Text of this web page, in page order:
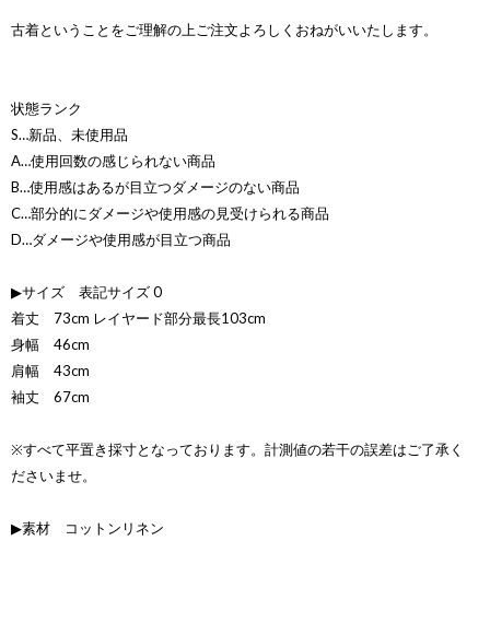
古着ということをご理解の上ご注文よろしくおねがいいたします。
状態ランク
S…新品、未使用品
A…使用回数の感じられない商品
B…使用感はあるが目立つダメージのない商品
C…部分的にダメージや使用感の見受けられる商品
D…ダメージや使用感が目立つ商品
▶サイズ 表記サイズ 0
着丈 73cm レイヤード部分最長103cm
身幅 46cm
肩幅 43cm
袖丈 67cm
※すべて平置き採寸となっております。計測値の若干の誤差はご了承く
ださいませ。
▶素材 コットンリネン